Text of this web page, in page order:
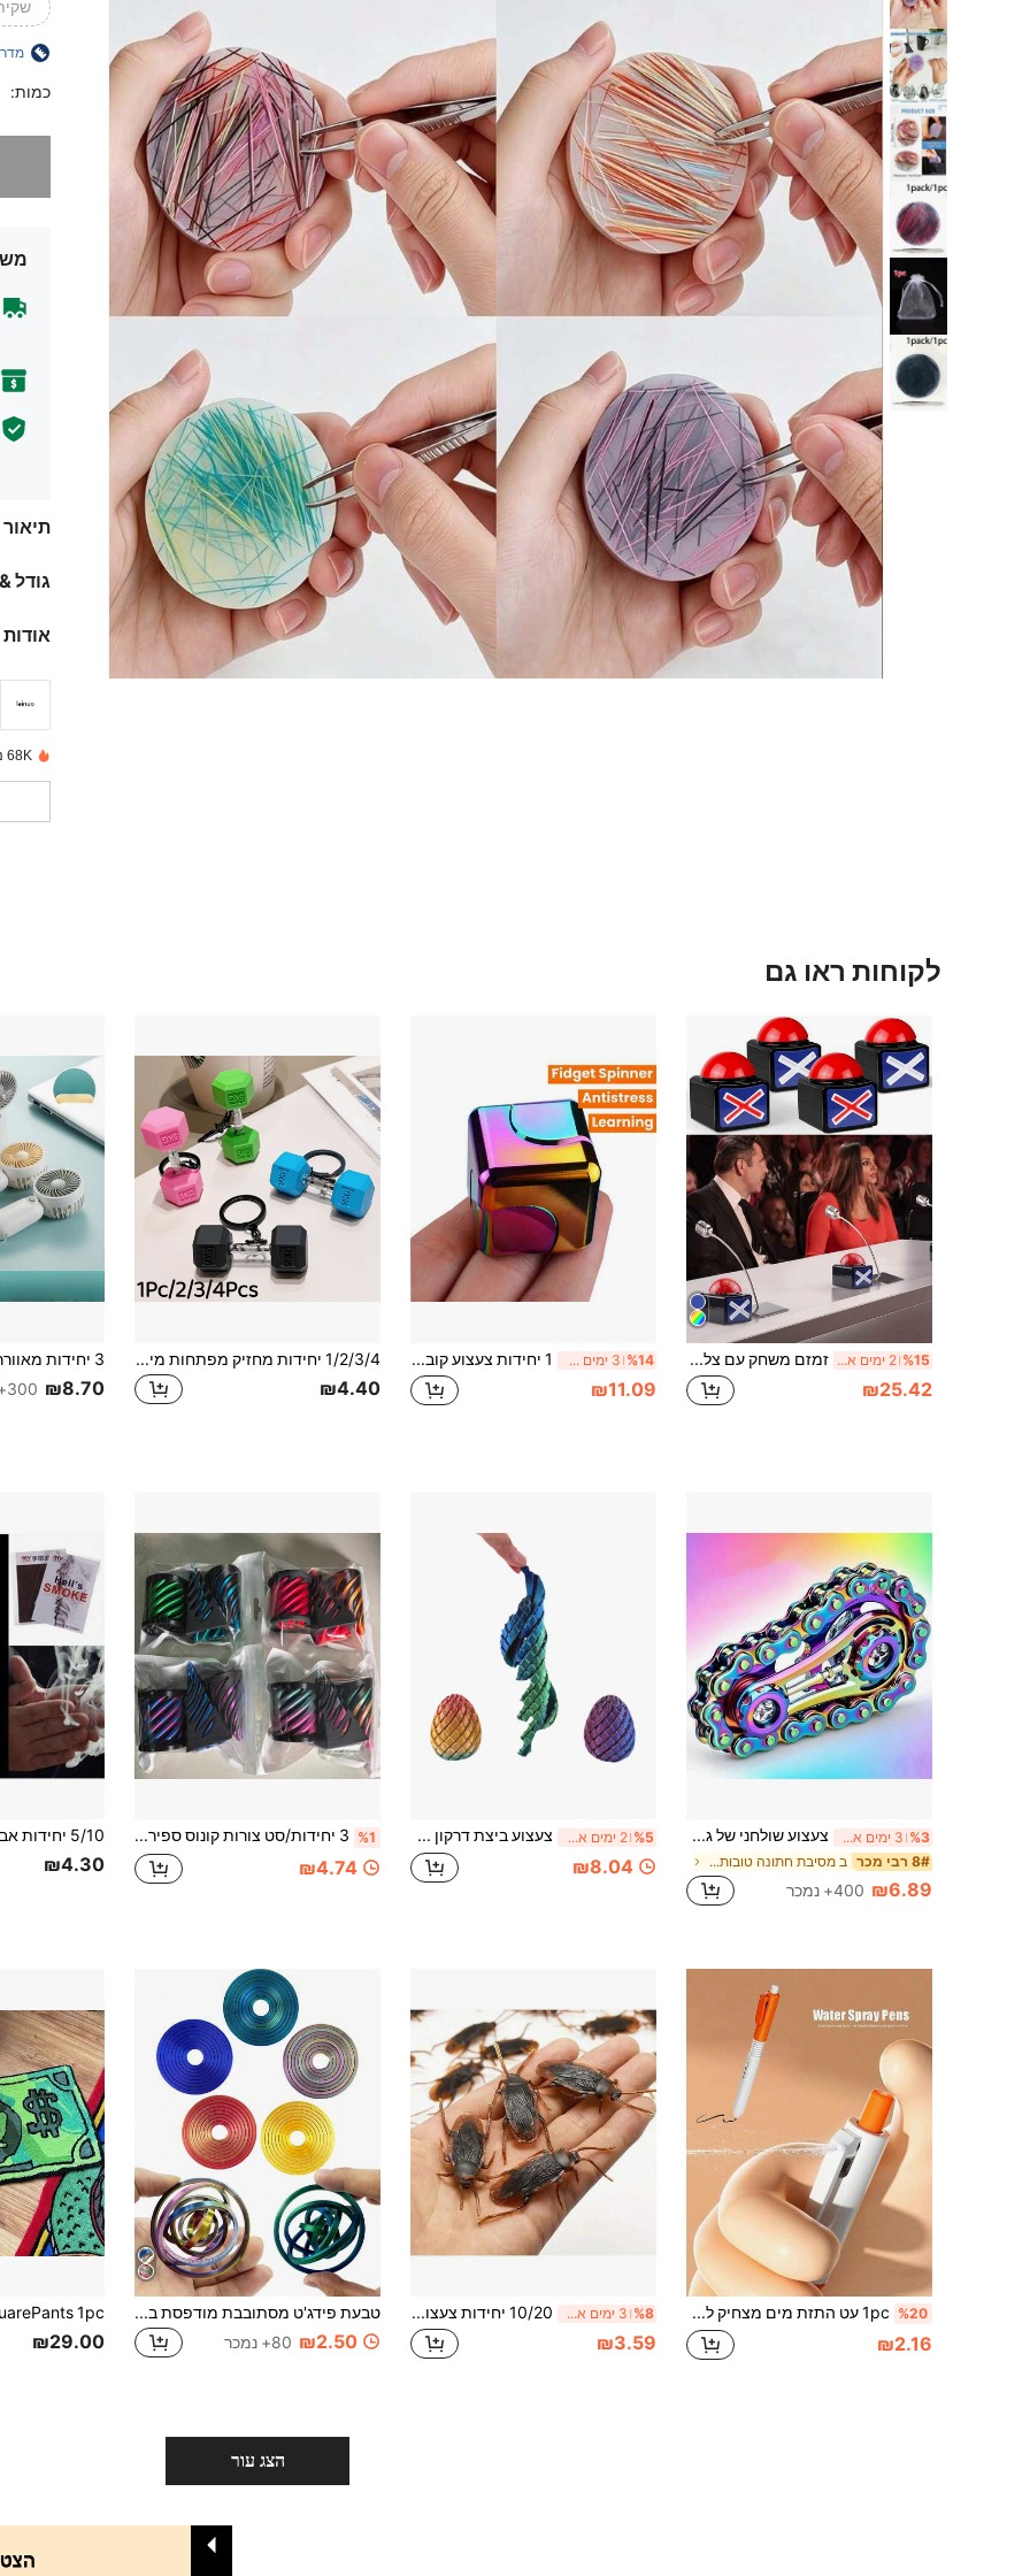
כמות:
תיאור
גודל
68K נמכרו לאחרונה
לקוחות ראו גם
%15 2 ימים אחרונים זמזם משחק עם צליל ואור, מתאים למשחקי משפחה, משחקי חידון, ערבי משחק, מועדוני חידון ידע וכיתות לימוד (שחור)
₪25.42
%14 3 ימים אחרונים 1 יחידות צעצוע קובייה מסתובבת, ספינר אצבע צבעוני ג'יירו אצבע גאדג'ט מכני, הפגת מתחים סגסוגת בטכנולוגיה מתקדמת
₪11.09
1/2/3/4 יחידות מחזיק מפתחות מיני ריאליסטי בצורת משקולת יד, אביזר כושר ובניית גוף, מתנה מקורית לחובבי כושר
₪4.40
₪8.70 300+ נמכר
%3 3 ימים אחרונים צעצוע שולחני של גלגל שיניים מפלדת אל-חלד מעובד CNC - שרשרת אופניים שקטה, כלי להפגת מתחים וריכוז למבוגרים (מתאים לשימוש משרדי), פריט אספנות אמנותי מכני, מתנה נהדרת
8# רבי מכר ב מסיבת חתונה טובות מפלגה אחרות
₪6.89 400+ נמכר
%5 2 ימים אחרונים צעצוע ביצת דרקון מודפס בתלת-ממד לקצות האצבעות, ביצה מחליקה בספירלה, צעצוע חושי לשולחן, צעצוע מיקוד לכיס להפגת מתח וחרדה למבוגרים, מתאים ל-ADHD
₪8.04
%1 3 יחידות/סט צורות קונוס ספירלי אסימטריות, קונוס ספירלי מודפס בתלת מימד, גליל, צורות פירמידה, צעצוע פידג'ט להקלה על חוסר שקט וחרדה, קישוט קו מערבולת מיני לרכב, סלון, חדר שינה, מתאים למסיבה, חבר, יום הולדת, מתנה לחג
₪4.74
₪4.30
%20 1pc עט התזת מים מצחיק לשימוש חוזר, משמש כמו עט כדורי, לא מזיק, קל למילוי ולנשיאה, מתאים ליום האחד באפריל, מסיבות מתיחה, מתנות יום הולדת, בדיחות משרדיות, בידור בכיתה ומגוון מתיחות משעשעות.
₪2.16
%8 3 ימים אחרונים 10/20 יחידות צעצועי מתיחה מצחיקים של ג'וקים מזויפים, צעצועי חרקים ריאליסטיים חדשניים, מתנת מתיחה מפחידה, מזכרת למסיבה, מתנה לחג, ציוד למסיבת לילאוואל, סתיו, חג המולד
₪3.59
טבעת פידג'ט מסתובבת מודפסת בתלת מימד אחת, מתנה מהנה למבוגרים - עשויה מחומר PLA, ספינר אצבע מיני יצירתי, מעוצבת עם גירוסקופ סיבובי, מתאים למשרד ולמשחקים, מתנה מושלמת למסיבה
₪2.50 80+ נמכר ₪29.00
הצג עור